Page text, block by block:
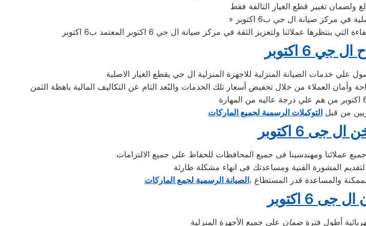
ولضمان تغيير قطع الغيار التالفة فقط
6 اكتوبر
من قبلالتوكيلات الرسمية لجميع الماركات
جى 6 اكتوبر
عملائنا ومهندسينا فى جميع المحافظات للحفاظ على جميع الالتزامات
المشورة القنية ومساعدتك فى انهاء مشكلة طارئة
والمساعدة قدر المستطاع ،الصيانة الرسمية لجمع الماركات
6 اكتوبر
أطول فترة ضمان